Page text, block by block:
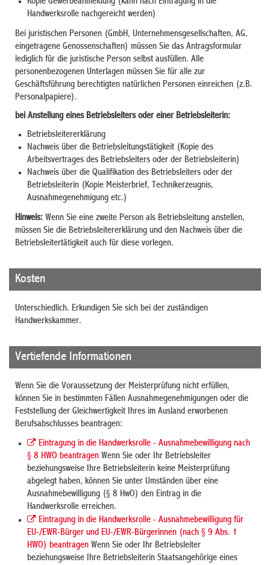
Handwerksrolle nachgereicht werden)
Bei juristischen Personen (GmbH, Unternehmensgesellschaften, AG,
eingetragene Genossenschaften) müssen Sie das Antragsformular
lediglich für die juristische Person selbst ausfüllen. Alle
personenbezogenen Unterlagen müssen Sie für alle zur
Geschäftsführung berechtigten natürlichen Personen einreichen (z.B.
Personalpapiere).
bei Anstellung eines Betriebsleiters oder einer Betriebsleiterin:
Betriebsleitererklärung
Nachweis über die Betriebsleitungstätigkeit (Kopie des
Arbeitsvertrages des Betriebsleiters oder der Betriebsleiterin)
Nachweis über die Qualifikation des Betriebsleiters oder der
Betriebsleiterin (Kopie Meisterbrief, Technikerzeugnis,
Ausnahmegenehmigung etc.)
Hinweis: Wenn Sie eine zweite Person als Betriebsleitung anstellen,
müssen Sie die Betriebsleitererklärung und den Nachweis über die
Betriebsleitertätigkeit auch für diese vorlegen.
Kosten
Unterschiedlich. Erkundigen Sie sich bei der zuständigen
Handwerkskammer.
Vertiefende Informationen
Wenn Sie die Voraussetzung der Meisterprüfung nicht erfüllen,
können Sie in bestimmten Fällen Ausnahmegenehmigungen oder die
Feststellung der Gleichwertigkeit Ihres im Ausland erworbenen
Berufsabschlusses beantragen:
Eintragung in die Handwerksrolle - Ausnahmebewilligung nach
§ 8 HWO beantragen Wenn Sie oder Ihr Betriebsleiter
beziehungsweise Ihre Betriebsleiterin keine Meisterprüfung
abgelegt haben, können Sie unter Umständen über eine
Ausnahmebewilligung (§ 8 HwO) den Eintrag in die
Handwerksrolle erreichen.
Eintragung in die Handwerksrolle - Ausnahmebewilligung für
EU-/EWR-Bürger und EU-/EWR-Bürgerinnen (nach § 9 Abs. 1
HWO) beantragen Wenn Sie oder Ihr Betriebsleiter
beziehungsweise Ihre Betriebsleiterin Staatsangehörige eines